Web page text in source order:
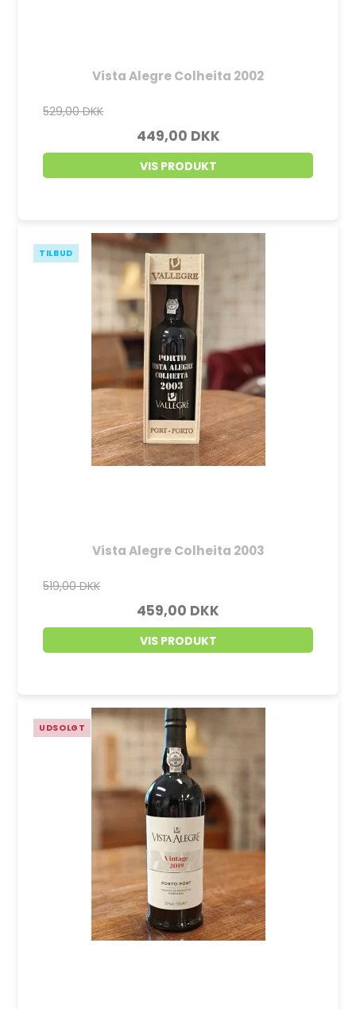
Vista Alegre Colheita 2002
529,00 DKK
449,00 DKK
VIS PRODUKT
TILBUD
Vista Alegre Colheita 2003
519,00 DKK
459,00 DKK
VIS PRODUKT
UDSOLGT